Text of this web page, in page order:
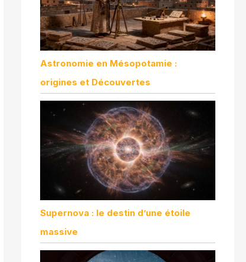
Astronomie en Mésopotamie :
origines et Découvertes
Supernova : le destin d’une étoile
massive